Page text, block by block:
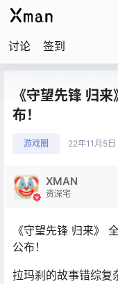
讨论 签到
《守望先锋 归
布！
游戏圈 22年11月5日
XMAN
资深宅
《守望先锋 归来》
公布！
拉玛刹的故事错综复